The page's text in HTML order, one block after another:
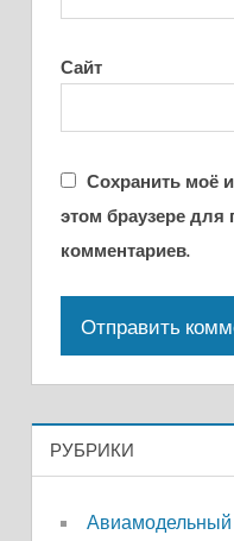
Сайт
Сохранить моё
этом браузере
комментариев.
РУБРИКИ
Авиамодельный